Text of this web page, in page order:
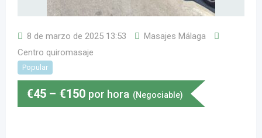
8 de marzo de 2025 13:53
Masajes Málaga
Centro quiromasaje
Popular
€45 – €150 por hora (Negociable)